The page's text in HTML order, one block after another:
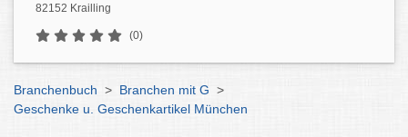
82152 Krailling
(0)
Branchenbuch > Branchen mit G >
Geschenke u. Geschenkartikel München